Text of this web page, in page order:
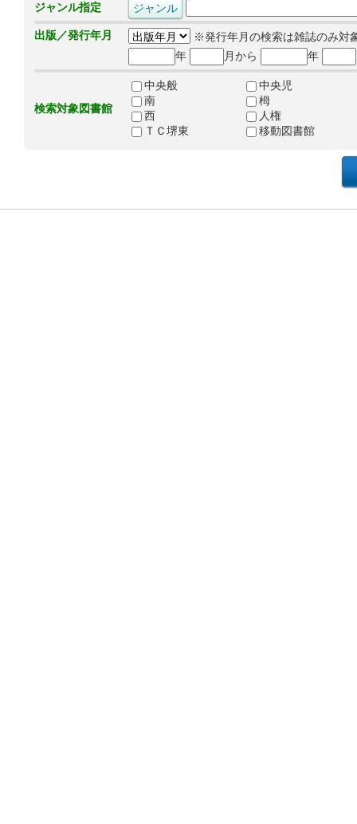
ジャンル指定
出版／発行年月
※発行年月の検索は雑誌のみ対
年
月から 年
検索対象図書館
中央般
中央児
南
栂
西
人権
ＴＣ堺東
移動図書館